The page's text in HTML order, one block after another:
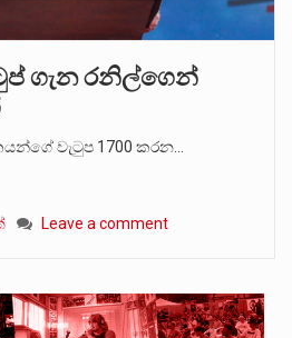
ගැන රනිල්ගෙන්
වැටුප 1700 කරන…
Leave a comment